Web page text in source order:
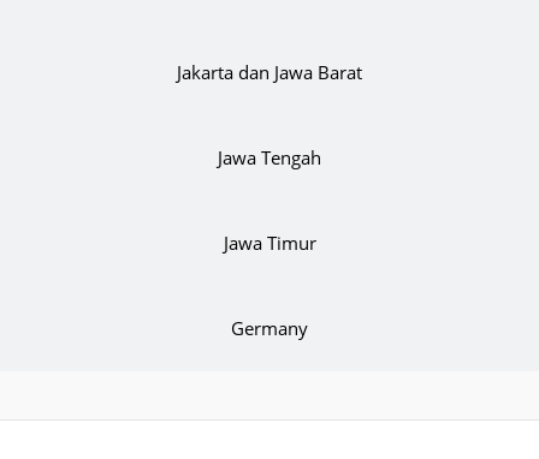
Jakarta dan Jawa Barat
Jawa Tengah
Jawa Timur
Germany